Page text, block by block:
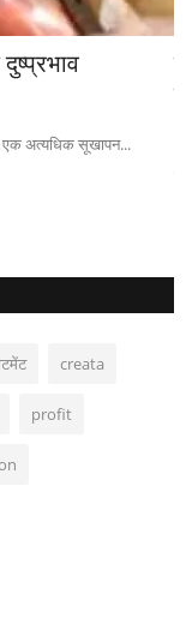
एक अत्यधिक सूखापन...
creata
profit